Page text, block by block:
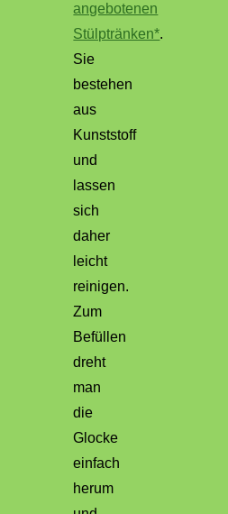
angebotenen
Stülptränken*.
Sie
bestehen
aus
Kunststoff
und
lassen
sich
daher
leicht
reinigen.
Zum
Befüllen
dreht
man
die
Glocke
einfach
herum